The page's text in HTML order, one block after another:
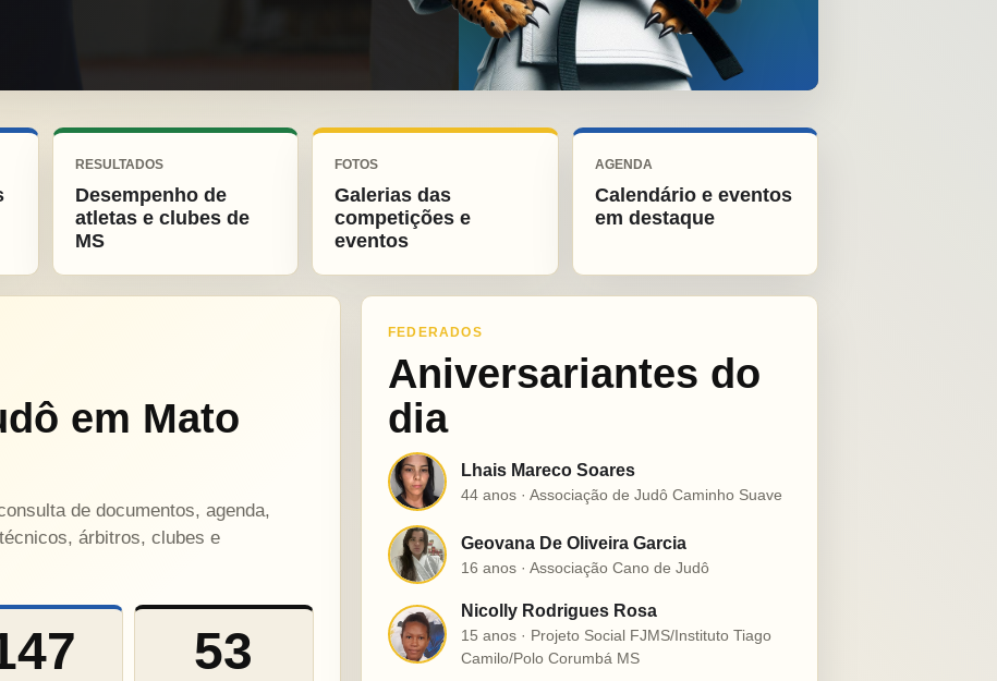
RESULTADOS
Desempenho de
atletas e clubes de
MS
FOTOS
Galerias das
competições e
eventos
AGENDA
Calendário e eventos
em destaque
em Mato
de documentos, agenda,
árbitros, clubes e
53
FEDERADOS
Aniversariantes do
dia
L Lhais Mareco Soares
44 anos · Associação de Judô Caminho Suave
G Geovana De Oliveira Garcia
16 anos · Associação Cano de Judô
N
Nicolly Rodrigues Rosa
15 anos · Projeto Social FJMS/Instituto Tiago
Camilo/Polo Corumbá MS